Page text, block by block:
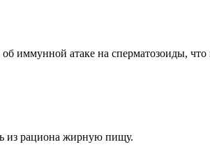
иммунной атаке на сперматозоиды,
из рациона жирную пищу.